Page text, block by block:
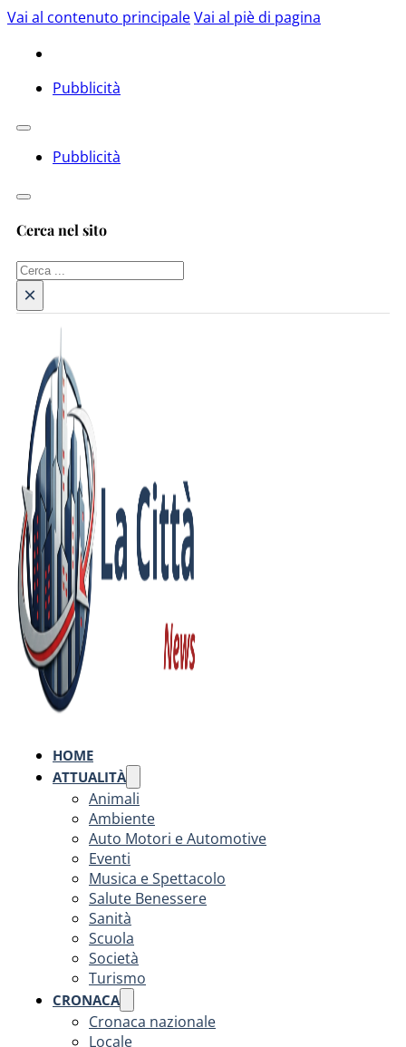
Vai al contenuto principaleVai al piè di pagina
Pubblicità
Pubblicità
Cerca nel sito
Cerca
×
HOME
ATTUALITÀ
Animali
Ambiente
Auto Motori e Automotive
Eventi
Musica e Spettacolo
Salute Benessere
Sanità
Scuola
Società
Turismo
CRONACA
Cronaca nazionale
Locale